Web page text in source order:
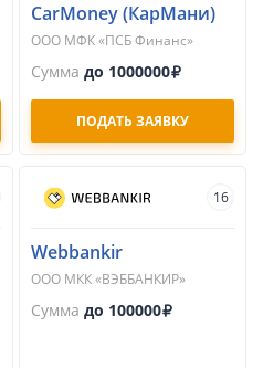
CarMoney (КарМани)
ООО МФК «ПСБ Финанс»
Сумма до 1000000
ПОДАТЬ ЗАЯВКУ
16
Webbankir
ООО МКК «ВЭББАНКИР»
Сумма до 100000